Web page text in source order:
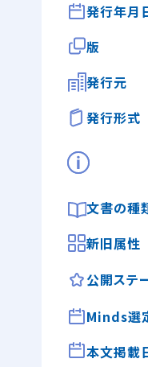
発行年月
版
発行元
発行形式
文書の種
新旧属性
公開ステ
Minds選
本文掲載